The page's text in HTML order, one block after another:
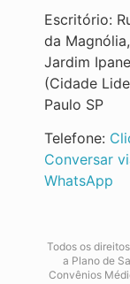
Escritório:
da
Jardim
(Cidade
Paulo SP
Telefone:
Conversar
WhatsApp
Todos os
a Plano de
Convênios